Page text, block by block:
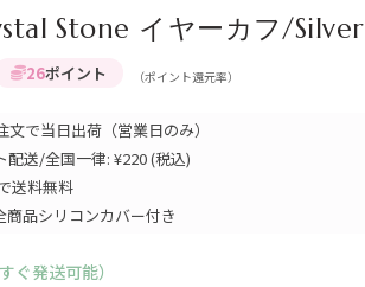
Stone イヤーカフ/Silver
26ポイント （ポイント還元率）
文で当日出荷（営業日のみ）
配送/全国一律: ¥220 (税込)
送料無料
商品シリコンカバー付き
ぐ発送可能）